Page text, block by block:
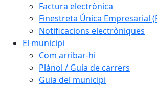
Factura electrònica
Finestreta Única Empresarial
Notificacions electròniques
El municipi
Com arribar-hi
Plànol / Guia de carrers
Guia del municipi